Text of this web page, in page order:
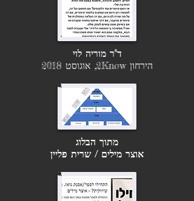
ד"ר מוריה לוי
מתוך הבלוג
אוצר מילים / שרית פליין